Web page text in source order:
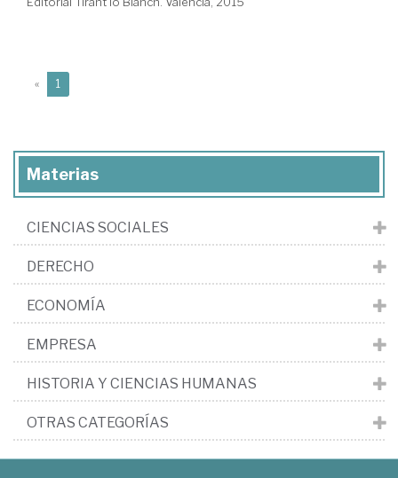
« 1
Materias
CIENCIAS SOCIALES
DERECHO
ECONOMÍA
EMPRESA
HISTORIA Y CIENCIAS HUMANAS
OTRAS CATEGORÍAS